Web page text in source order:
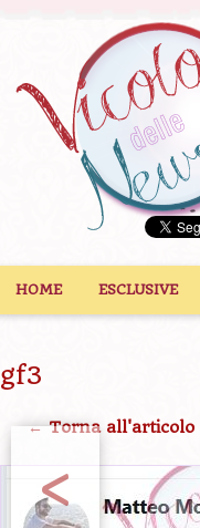
HOME ESCLUSIVE
gf3
← Torna all'articolo
<